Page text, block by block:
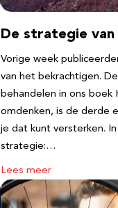
De strategie
Vorige week
van het bekrachtigen.
behandelen in ons boek
omdenken, is de derde
je dat kunt versterken.
strategie:…
Lees meer